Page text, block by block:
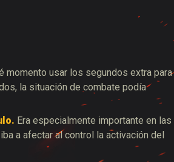
momento usar los segundos extra para
la situación de combate podía
Era especialmente importante en las
a afectar al control la activación del